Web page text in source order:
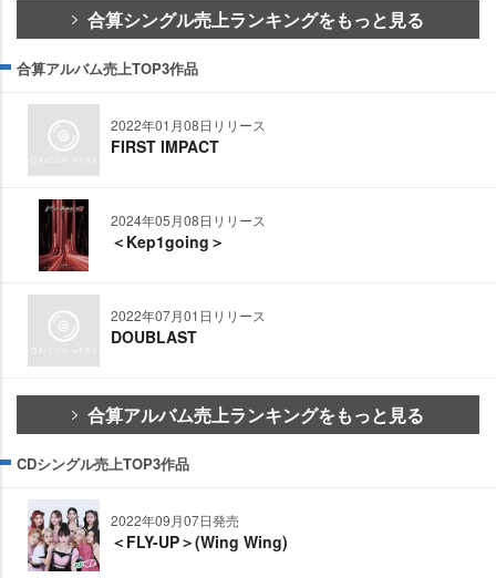
合算シングル売上ランキングをもっと見る
合算アルバム売上TOP3作品
2022年01月08日リリース
FIRST IMPACT
2024年05月08日リリース
＜Kep1going＞
2022年07月01日リリース
DOUBLAST
合算アルバム売上ランキングをもっと見る
CDシングル売上TOP3作品
2022年09月07日発売
＜FLY-UP＞(Wing Wing)